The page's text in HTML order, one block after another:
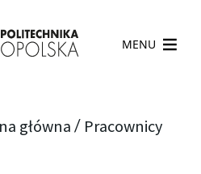
MENU
główna / Pracownicy